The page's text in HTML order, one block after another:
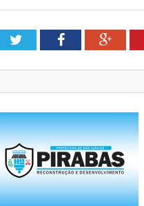
TwitterFacebook